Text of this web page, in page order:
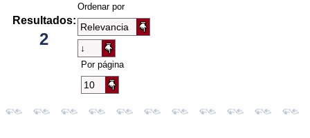
Resultados:
2
Ordenar por
Por página